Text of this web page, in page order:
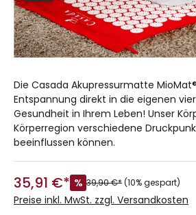
Die Casada Akupressurmatte
Entspannung direkt in die eigenen
Gesundheit in Ihrem Leben! Unser
Körperregion verschiedene
beeinflussen können.
35,91 €* % 39,90 €*(10% gespart)
Preise inkl. MwSt. zzgl. Versandkosten